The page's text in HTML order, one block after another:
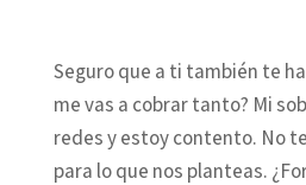
Seguro que a ti también te
me vas a cobrar tanto? Mi
redes y estoy contento. No
para lo que nos planteas.